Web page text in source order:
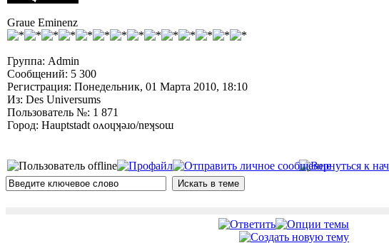
Graue Eminenz
Группа: Admin
Сообщений: 5 300
Регистрация: Понедельник, 01 Марта 2010, 18:10
Из: Des Universums
Пользователь №: 1 871
Город: Hauptstadt oʌoɥʞǝɹo/nɐʞsoɯ